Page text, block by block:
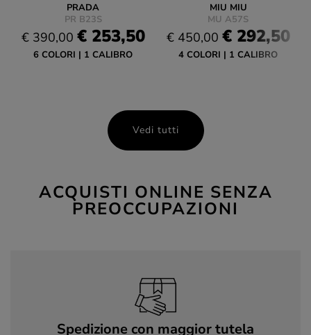
PRADA
PR B23S
€ 390,00 € 253,50
6 COLORI 1 CALIBRO
MIU MIU
MU A57S
€ 450,00 € 292,50
4 COLORI 1 CALIBRO
Vedi tutti
ACQUISTI ONLINE SENZA
PREOCCUPAZIONI
Spedizione con maggior tutela